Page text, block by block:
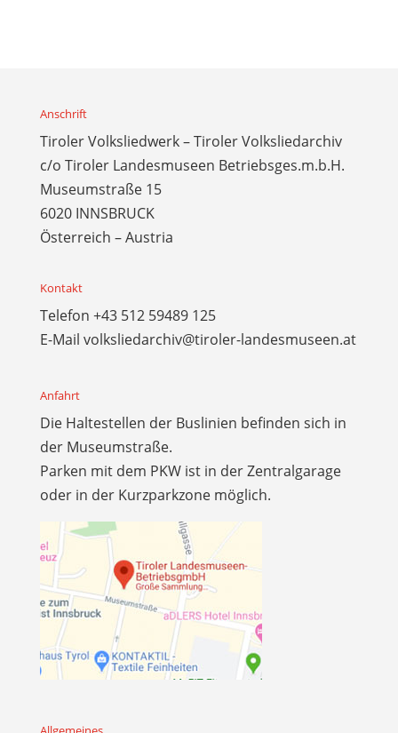
Anschrift
Tiroler Volksliedwerk – Tiroler Volksliedarchiv
c/o Tiroler Landesmuseen Betriebsges.m.b.H.
Museumstraße 15
6020 INNSBRUCK
Österreich – Austria
Kontakt
Telefon +43 512 59489 125
E-Mail volksliedarchiv@tiroler-landesmuseen.at
Anfahrt
Die Haltestellen der Buslinien befinden sich in
der Museumstraße.
Parken mit dem PKW ist in der Zentralgarage
oder in der Kurzparkzone möglich.